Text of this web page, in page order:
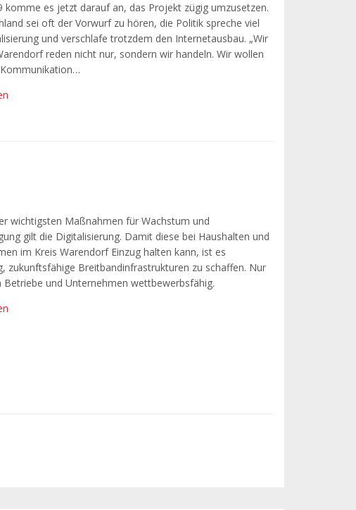
komme es jetzt darauf an, das Projekt zügig umzusetzen.
sei oft der Vorwurf zu hören, die Politik spreche viel
und verschlafe trotzdem den Internetausbau. „Wir
reden nicht nur, sondern wir handeln. Wir wollen
wichtigsten Maßnahmen für Wachstum und
gilt die Digitalisierung. Damit diese bei Haushalten und
im Kreis Warendorf Einzug halten kann, ist es
zukunftsfähige Breitbandinfrastrukturen zu schaffen. Nur
Betriebe und Unternehmen wettbewerbsfähig.